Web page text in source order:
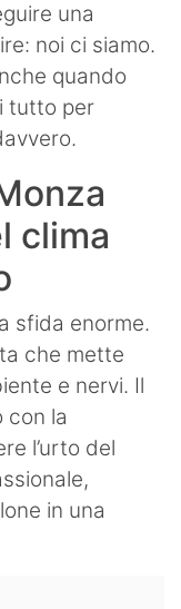
una
noi ci siamo.
quando
tutto per
clima
sfida enorme.
che mette
e nervi. Il
con la
l’urto del
in una